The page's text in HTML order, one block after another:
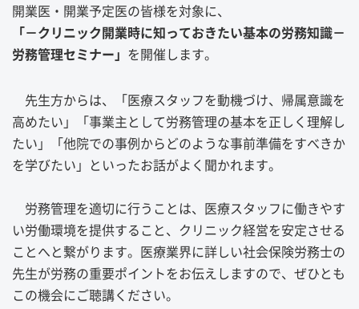
開業医・開業予定医の皆様を対象に、
「－クリニック開業時に知っておきたい基本の労務知識－
労務管理セミナー」 を開催します。
先生方からは、「医療スタッフを動機づけ、帰属意識を
高めたい」「事業主として労務管理の基本を正しく理解し
たい」「他院での事例からどのような事前準備をすべきか
を学びたい」といったお話がよく聞かれます。
労務管理を適切に行うことは、医療スタッフに働きやす
い労働環境を提供すること、クリニック経営を安定させる
ことへと繋がります。医療業界に詳しい社会保険労務士の
先生が労務の重要ポイントをお伝えしますので、ぜひとも
この機会にご聴講ください。